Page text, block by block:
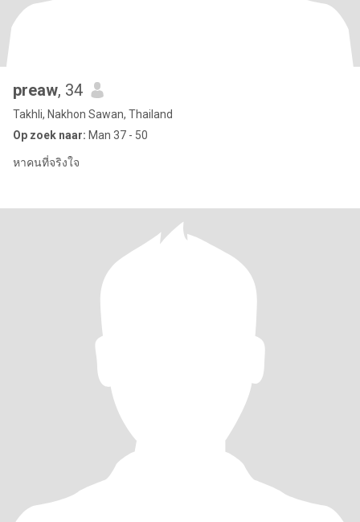
preaw, 34
Takhli, Nakhon Sawan, Thailand
Op zoek naar: Man 37 - 50
หาคนที่จริงใจ